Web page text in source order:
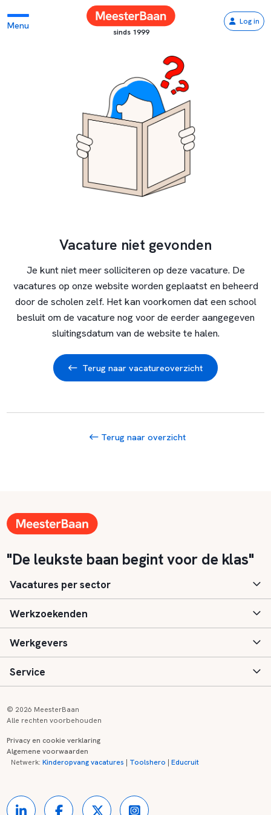
Menu
sinds 1999
Log in
Vacature niet gevonden
Je kunt niet meer solliciteren op deze vacature. De
vacatures op onze website worden geplaatst en beheerd
door de scholen zelf. Het kan voorkomen dat een school
besluit om de vacature nog voor de eerder aangegeven
sluitingsdatum van de website te halen.
Terug naar vacatureoverzicht
Terug naar overzicht
"De leukste baan begint voor de klas"
Vacatures per sector
Basisonderwijs
Speciaal (basis) onderwijs
Voortgezet onderwijs
Kinderopvang
Werkzoekenden
Aanmelden
Vacatures
Zij-instroom informatie
Werkgevers
Inloggen
Registreren
Service
Onderwijs links
© 2026 MeesterBaan
Alle rechten voorbehouden
Privacy en cookie verklaring
Algemene voorwaarden
Netwerk:Kinderopvang vacatures | Toolshero |Educruit